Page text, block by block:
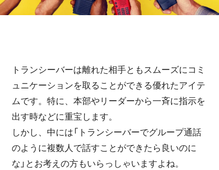
デバイス料金
よくある質問
ニュースリリース
資料ダウンロード
ご利用お申し込み
トランシーバーは離れた相手ともスムーズにコミ
ュニケーションを取ることができる優れたアイテ
ムです。特に、本部やリーダーから一斉に指示を
出す時などに重宝します。
しかし、中には「トランシーバーでグループ通話
のように複数人で話すことができたら良いのに
な」とお考えの方もいらっしゃいますよね。